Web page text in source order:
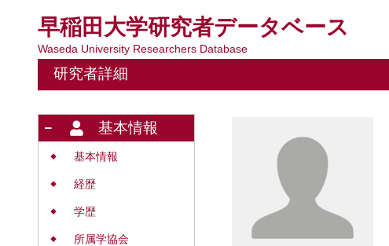
早稲田大学研究者データベース
Waseda University Researchers Database
研究者詳細
基本情報
◆ 基本情報
◆ 経歴
◆ 学歴
◆ 所属学協会